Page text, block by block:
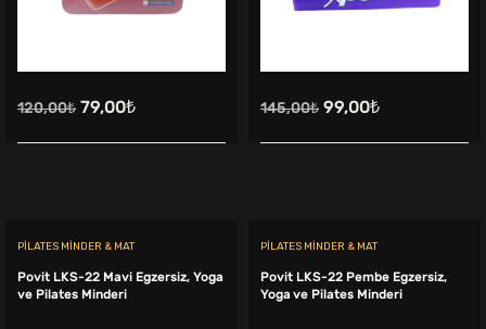
120,00₺ Orijinal
fiyat:
79,00₺Şu
andaki
145,00₺ Orijinal
fiyat:
99,00₺Şu
andaki
PILATES MINDER & MAT
Povit LKS-22 Mavi Egzersiz, Yoga
ve Pilates Minderi
PILATES MINDER & MAT
Povit LKS-22 Pembe Egzersiz,
Yoga ve Pilates Minderi